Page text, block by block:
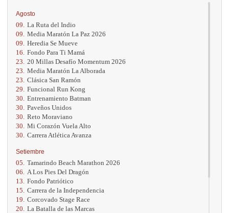
Agosto
09. La Ruta del Indio
09. Media Maratón La Paz 2026
09. Heredia Se Mueve
16. Fondo Para Ti Mamá
23. 20 Millas Desafío Momentum 2026
23. Media Maratón La Alborada
23. Clásica San Ramón
29. Funcional Run Kong
30. Entrenamiento Batman
30. Paveños Unidos
30. Reto Moraviano
30. Mi Corazón Vuela Alto
30. Carrera Atlética Avanza
Setiembre
05. Tamarindo Beach Marathon 2026
06.
A Los Pies Del Dragón
13. Fondo Patriótico
15. Carrera de la Independencia
19. Corcovado Stage Race
20. La Batalla de las Marcas